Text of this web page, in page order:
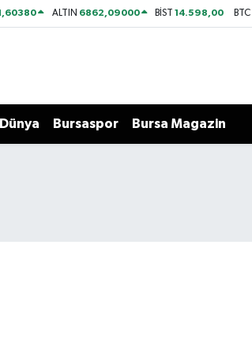
ALTIN 6862,09000 BİST14.598,00 BTC
Dünya Bursaspor Bursa Magazin